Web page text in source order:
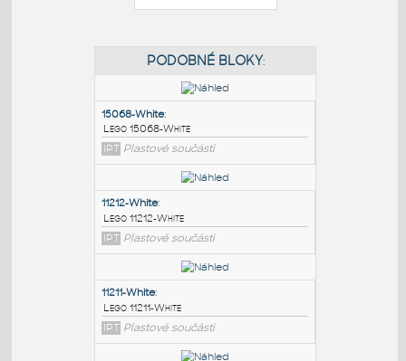
15068-White:
Lego 15068-White
IPT Plastové součásti